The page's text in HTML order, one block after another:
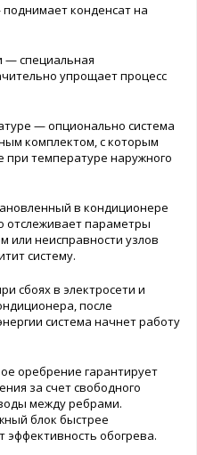
конденсат на
— специальная
упрощает процесс
— опционально система
комплектом, с которым
температуре наружного
в кондиционере
отслеживает параметры
или неисправности узлов
систему.
сбоях в электросети и
после
система начнет работу
оребрение гарантирует
за счет свободного
между ребрами.
блок быстрее
обогрева.